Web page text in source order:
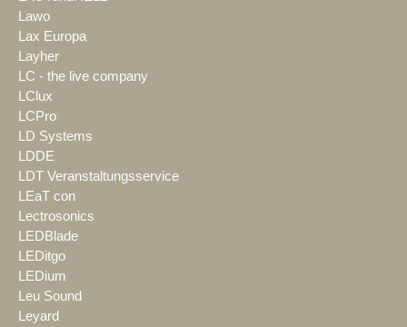
Lawo
Lax Europa
Layher
LC - the live company
LClux
LCPro
LD Systems
LDDE
LDT Veranstaltungsservice
LEaT con
Lectrosonics
LEDBlade
LEDitgo
LEDium
Leu Sound
Leyard